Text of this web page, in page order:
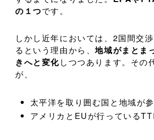
の１つです。
しかし近年においては、2国間交
るという理由から、地域がまとま
きへと変化しつつあります。その
が、
太平洋を取り囲む国と地域が
アメリカとEUが行っている